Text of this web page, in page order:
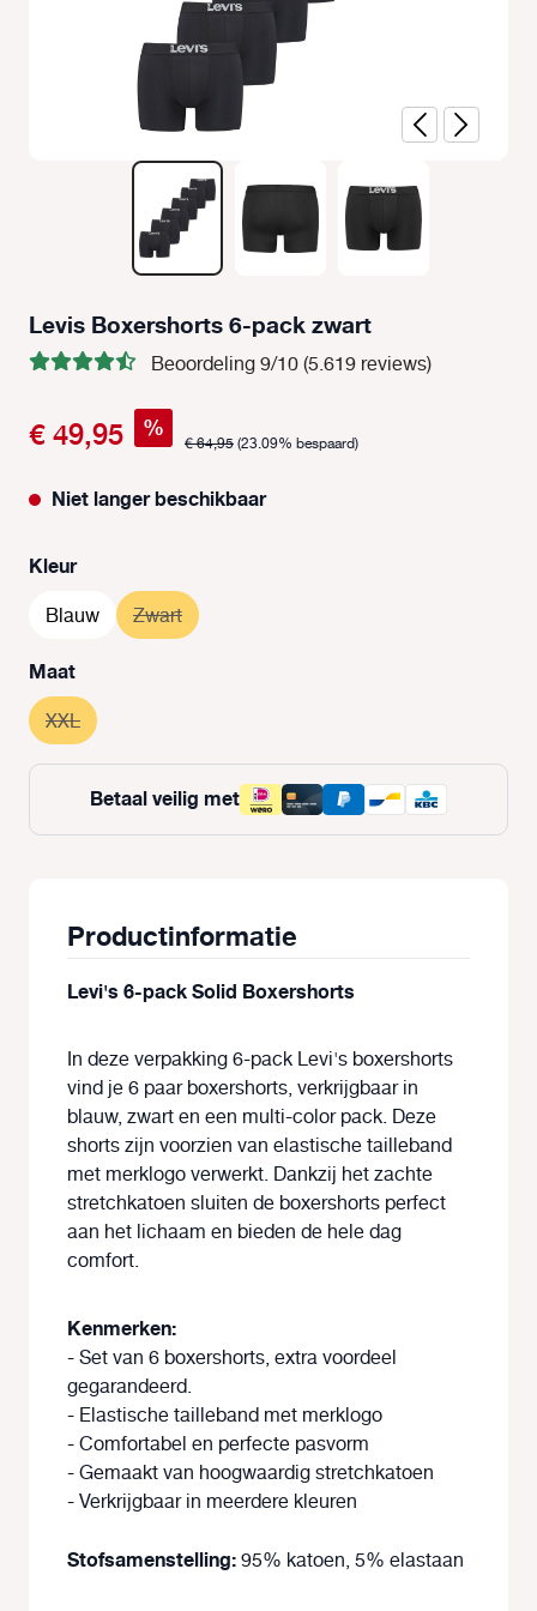
Levis Boxershorts 6-pack zwart
Beoordeling 9/10 (5.619 reviews)
€ 49,95 % € 64,95(23.09% bespaard)
Niet langer beschikbaar
Selecteer
Kleur
Blauw Zwart(Deze optie is momenteel niet beschikbaar.)
Selecteer
Maat
XXL(Deze optie is momenteel niet beschikbaar.)
Betaal veilig met
Productinformatie
Levi's 6-pack Solid Boxershorts
In deze verpakking 6-pack Levi's boxershorts
vind je 6 paar boxershorts, verkrijgbaar in
blauw, zwart en een multi-color pack. Deze
shorts zijn voorzien van elastische tailleband
met merklogo verwerkt. Dankzij het zachte
stretchkatoen sluiten de boxershorts perfect
aan het lichaam en bieden de hele dag
comfort.
Kenmerken:
- Set van 6 boxershorts, extra voordeel
gegarandeerd.
- Elastische tailleband met merklogo
- Comfortabel en perfecte pasvorm
- Gemaakt van hoogwaardig stretchkatoen
- Verkrijgbaar in meerdere kleuren
Stofsamenstelling:95% katoen, 5% elastaan